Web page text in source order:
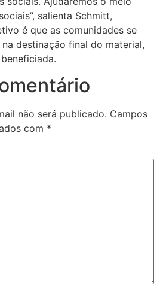
salienta Schmitt,
é que as comunidades se
destinação final do material,
não será publicado. Campos
com *